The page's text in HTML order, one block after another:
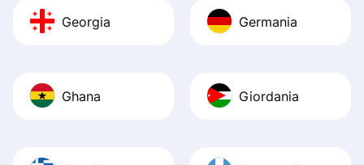
Georgia Germania
Ghana Giordania